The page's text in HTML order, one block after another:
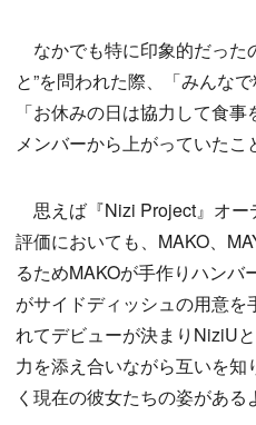
なかでも特に印象的だった
と”を問われた際、「みんな
「お休みの日は協力して食
メンバーから上がっていたこ
思えば『Nizi Project』オー
評価においても、MAKO、
るためMAKOが手作りハンバ
がサイドディッシュの用意
れてデビューが決まりNiziU
力を添え合いながら互いを
く現在の彼女たちの姿がある